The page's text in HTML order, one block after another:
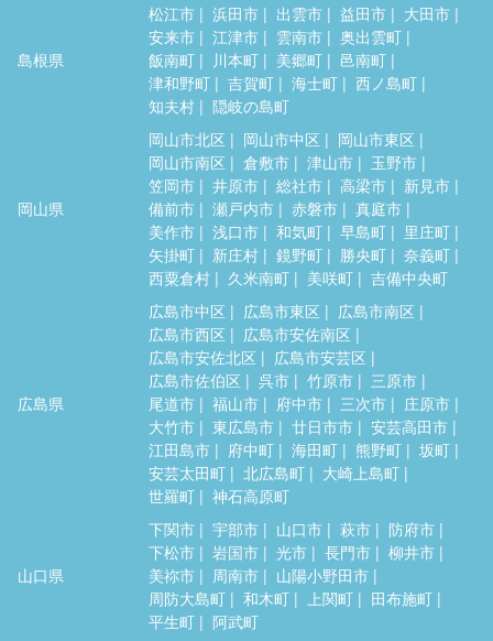
島根県
松江市 浜田市 出雲市 益田市
大田市
安来市
江津市 雲南市
奥出雲町
飯南町
川本町 美郷町
邑南町
津和野町
吉賀町 海士町
西ノ島町
知夫村
隠岐の島町
岡山県
岡山市北区 岡山市中区
岡山市東区
岡山市南区
倉敷市 津山市
玉野市
笠岡市
井原市 総社市 高梁市
新見市
備前市
瀬戸内市 赤磐市
真庭市
美作市
浅口市 和気町 早島町
里庄町
矢掛町
新庄村 鏡野町 勝央町
奈義町
西粟倉村
久米南町 美咲町 吉備中央町
広島県
広島市中区 広島市東区
広島市南区
広島市西区
広島市安佐南区
広島市安佐北区
広島市安芸区
広島市佐伯区
呉市 竹原市
三原市
尾道市
福山市 府中市 三次市
庄原市
大竹市
東広島市 廿日市市
安芸高田市
江田島市
府中町 海田町 熊野町
坂町
安芸太田町
北広島町
大崎上島町
世羅町
神石高原町
山口県
下関市 宇部市 山口市 萩市
防府市
下松市
岩国市 光市 長門市
柳井市
美祢市
周南市
山陽小野田市
周防大島町
和木町 上関町
田布施町
平生町
阿武町